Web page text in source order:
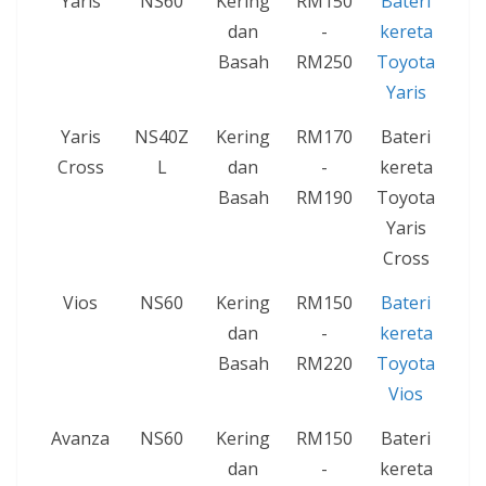
dan
Basah
-
RM250
kereta
Toyota
Yaris
Yaris
Cross
NS40Z
L
Kering
dan
Basah
RM170
-
RM190
Bateri
kereta
Toyota
Yaris
Cross
Vios
NS60
Kering
dan
Basah
RM150
-
RM220
Bateri
kereta
Toyota
Vios
Avanza
NS60
Kering
dan
RM150
-
Bateri
kereta